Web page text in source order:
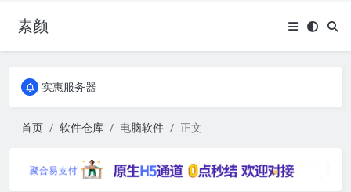
素颜全国免费包邮流量卡
实惠服务器
实惠服务器
首页 软件仓库 电脑软件 正文